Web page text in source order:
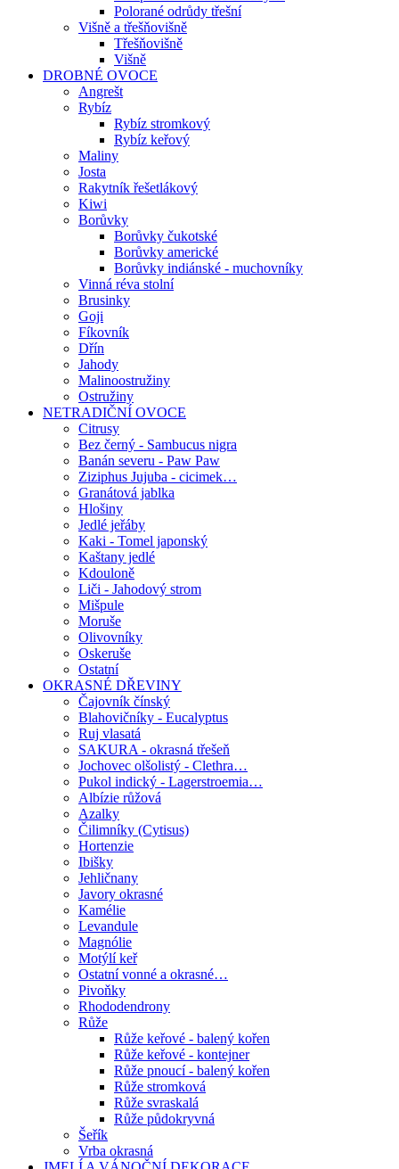
Polorané odrůdy třešní
Višně a třešňovišně
Třešňovišně
Višně
DROBNÉ OVOCE
Angrešt
Rybíz
Rybíz stromkový
Rybíz keřový
Maliny
Josta
Rakytník řešetlákový
Kiwi
Borůvky
Borůvky čukotské
Borůvky americké
Borůvky indiánské - muchovníky
Vinná réva stolní
Brusinky
Goji
Fíkovník
Dřín
Jahody
Malinoostružiny
Ostružiny
NETRADIČNÍ OVOCE
Citrusy
Bez černý - Sambucus nigra
Banán severu - Paw Paw
Ziziphus Jujuba - cicimek…
Granátová jablka
Hlošiny
Jedlé jeřáby
Kaki - Tomel japonský
Kaštany jedlé
Kdouloně
Liči - Jahodový strom
Mišpule
Moruše
Olivovníky
Oskeruše
Ostatní
OKRASNÉ DŘEVINY
Čajovník čínský
Blahovičníky - Eucalyptus
Ruj vlasatá
SAKURA - okrasná třešeň
Jochovec olšolistý - Clethra…
Pukol indický - Lagerstroemia…
Albízie růžová
Azalky
Čilimníky (Cytisus)
Hortenzie
Ibišky
Jehličnany
Javory okrasné
Kamélie
Levandule
Magnólie
Motýlí keř
Ostatní vonné a okrasné…
Pivoňky
Rhododendrony
Růže
Růže keřové - balený kořen
Růže keřové - kontejner
Růže pnoucí - balený kořen
Růže stromková
Růže svraskalá
Růže půdokryvná
Šeřík
Vrba okrasná